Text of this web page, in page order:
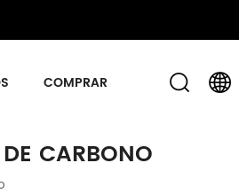
COMPRAR
CARBONO